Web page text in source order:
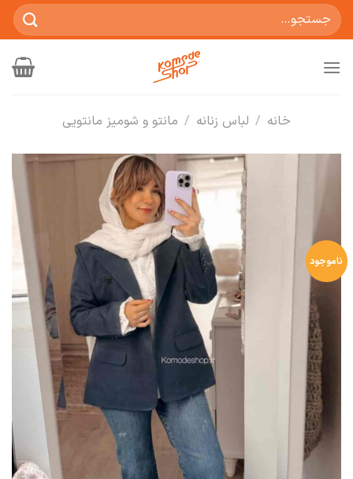
جستجو
برای:
خانه / لباس زنانه / مانتو و شومیز مانتویی
ناموجود